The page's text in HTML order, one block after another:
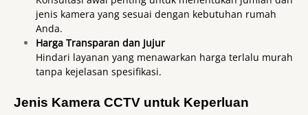
jenis kamera yang sesuai dengan kebutuhan rumah
Anda.
Harga Transparan dan Jujur
Hindari layanan yang menawarkan harga terlalu murah
tanpa kejelasan spesifikasi.
Jenis Kamera CCTV untuk Keperluan